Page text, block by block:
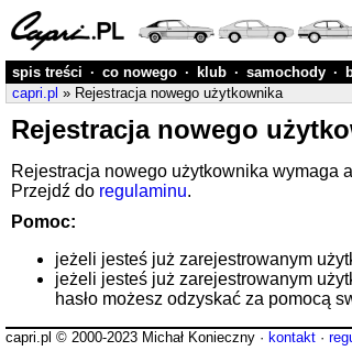
spis treści · co nowego · klub · samochody ·
capri.pl » Rejestracja nowego użytkownika
Rejestracja nowego
Rejestracja nowego użytkownika wymaga
Przejdź do regulaminu.
Pomoc:
jeżeli jesteś już zarejestrowanym
jeżeli jesteś już zarejestrowanym
hasło możesz odzyskać za pomocą
capri.pl © 2000-2023 Michał Konieczny · kontakt ·